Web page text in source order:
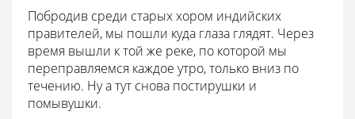
Побродив среди старых хором индийских
правителей, мы пошли куда глаза глядят. Через
время вышли к той же реке, по которой мы
переправляемся каждое утро, только вниз по
течению. Ну а тут снова постирушки и
помывушки.